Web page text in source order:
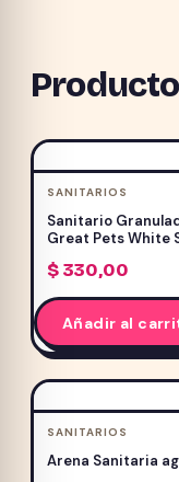
SANITARIOS
Sanitario
Great Pets White
$330,00
Añadir al
SANITARIOS
Arena Sanitaria